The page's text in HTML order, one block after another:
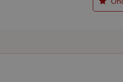
Pro pokračující
Chromium